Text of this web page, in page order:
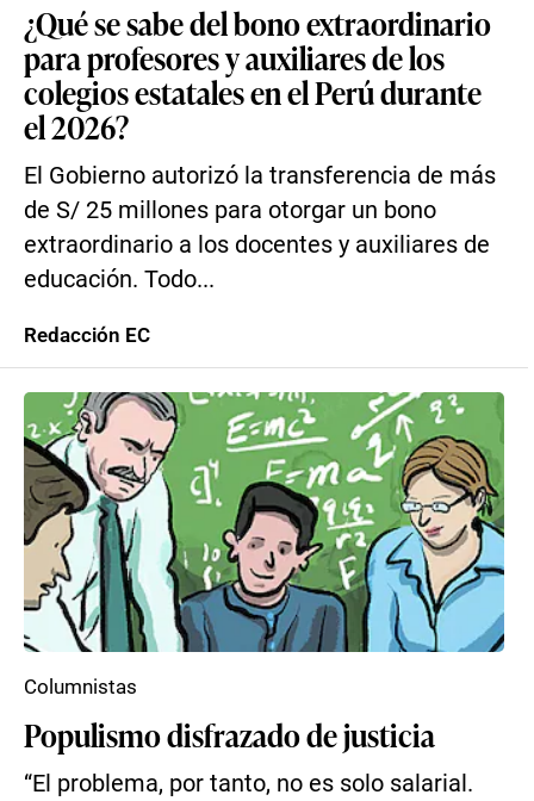
¿Qué se sabe del bono extraordinario
para profesores y auxiliares de los
colegios estatales en el Perú durante
el 2026?
El Gobierno autorizó la transferencia de más
de S/ 25 millones para otorgar un bono
extraordinario a los docentes y auxiliares de
educación. Todo...
Redacción EC
Populismo disfrazado de justicia
“El problema, por tanto, no es solo salarial.
Columnistas